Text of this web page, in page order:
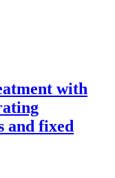
with
and fixed